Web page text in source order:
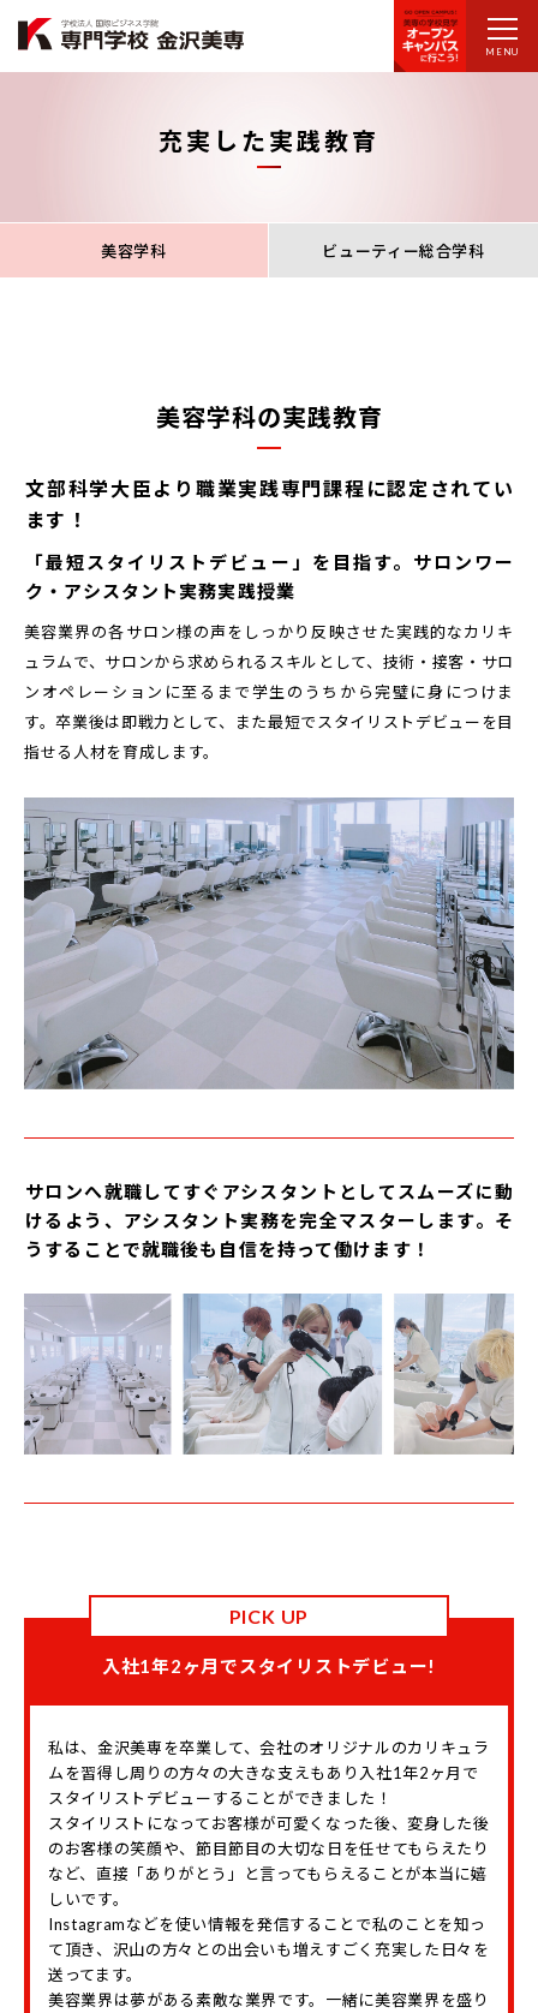
MENU
充実した実践教育
美容学科 ビューティー総合学科
美容学科の実践教育
文部科学大臣より職業実践専門課程に認定されてい
ます！
「最短スタイリストデビュー」を目指す。サロンワー
ク・アシスタント実務実践授業
美容業界の各サロン様の声をしっかり反映させた実践的なカリキ
ュラムで、サロンから求められるスキルとして、技術・接客・サロ
ンオペレーションに至るまで学生のうちから完璧に身につけま
す。卒業後は即戦力として、また最短でスタイリストデビューを目
指せる人材を育成します。
サロンへ就職してすぐアシスタントとしてスムーズに動
けるよう、 アシスタント実務を完全マスターします。そ
うすることで就職後も自信を持って働けます！
PICK UP
入社1年2ヶ月でスタイリストデビュー!
私は、金沢美専を卒業して、会社のオリジナルのカリキュラ
ムを習得し周りの方々の大きな支えもあり入社1年2ヶ月で
スタイリストデビューすることができました！
スタイリストになってお客様が可愛くなった後、変身した後
のお客様の笑顔や、節目節目の大切な日を任せてもらえたり
など、直接「ありがとう」と言ってもらえることが本当に嬉
しいです。
Instagramなどを使い情報を発信することで私のことを知っ
て頂き、沢山の方々との出会いも増えすごく充実した日々を
送ってます。
美容業界は夢がある素敵な業界です。一緒に美容業界を盛り